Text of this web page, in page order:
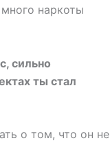
наркоты
сильно
ты стал
о том, что он не